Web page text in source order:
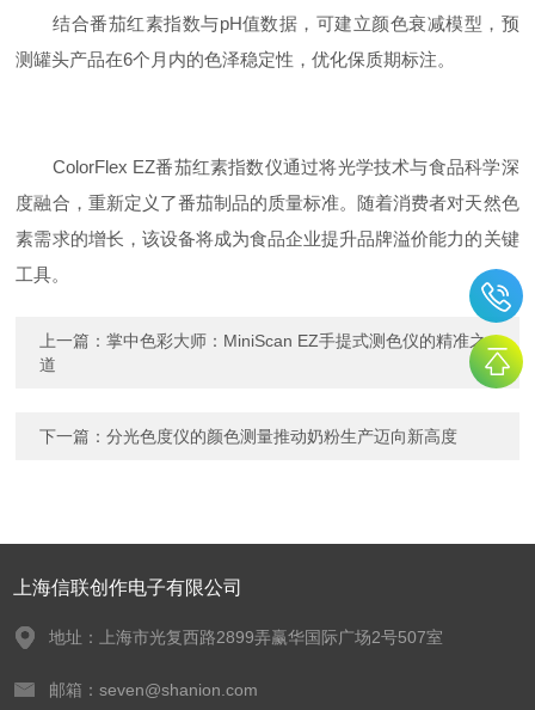
结合番茄红素指数与pH值数据，可建立颜色衰减模型，预
测罐头产品在6个月内的色泽稳定性，优化保质期标注。
ColorFlex EZ番茄红素指数仪通过将光学技术与食品科学深
度融合，重新定义了番茄制品的质量标准。随着消费者对天然色
素需求的增长，该设备将成为食品企业提升品牌溢价能力的关键
工具。
上一篇：掌中色彩大师：MiniScan EZ手提式测色仪的精准之
道
下一篇：分光色度仪的颜色测量推动奶粉生产迈向新高度
上海信联创作电子有限公司
地址：上海市光复西路2899弄赢华国际广场2号507室
邮箱：seven@shanion.com